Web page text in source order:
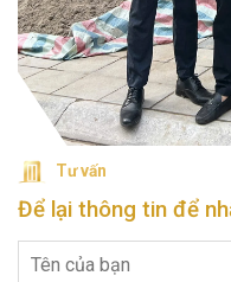
Tư vấn
Để lại thông tin để